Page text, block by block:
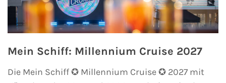
Mein Schiff: Millennium Cruise 2027
Die Mein Schiff ✪ Millennium Cruise ✪ 2027 mit